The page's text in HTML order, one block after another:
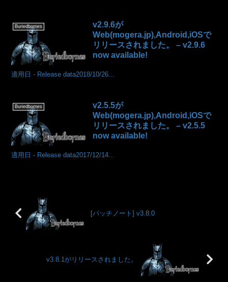
Buriedbornes
v2.9.6が
Web(mogera.jp),Android,iOSで
リリースされました。 – v2.9.6
now available!
適用日 - Release data2018/10/26...
Buriedbornes
v2.5.5が
Web(mogera.jp),Android,iOSで
リリースされました。 – v2.5.5
now available!
適用日 - Release data2017/12/14...
[パッチノート] v3.8.0
v3.8.1がリリースされました。